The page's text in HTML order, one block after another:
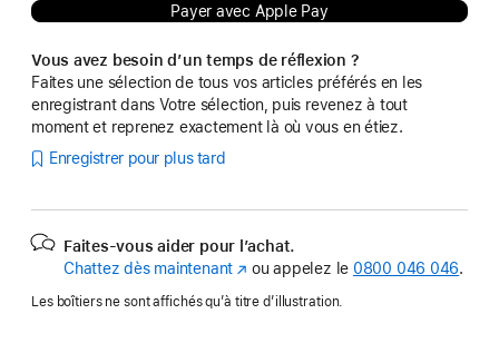
Payer avec Apple Pay
Vous avez besoin d’un temps de réflexion ?
Faites une sélection de tous vos articles préférés en les
enregistrant dans Votre sélection, puis revenez à tout
moment et reprenez exactement là où vous en étiez.
Enregistrer pour plus tard
Faites-vous aider pour l’achat.
Chattez dès maintenant (s’ouvre
une
ou appelez le 0800 046 046.
Les boîtiers ne sont affichés qu’à titre d’illustration.